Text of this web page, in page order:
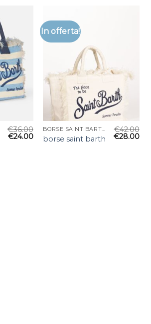
€36.00
€24.00
In offerta!
BORSE SAINT BARTH
borse saint barth
€42.00
€28.00